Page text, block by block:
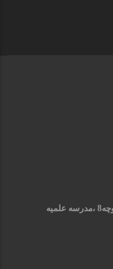
فارس، جهرم، خیابان شهید فرد اسدی، کوچه8 ،مدرسه علمیه